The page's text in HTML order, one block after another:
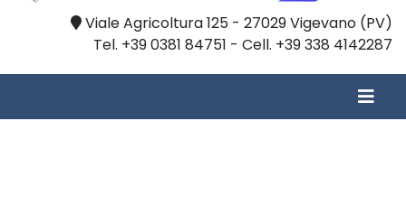
Viale Agricoltura 125 - 27029 Vigevano (PV)
Tel. +39 0381 84751 - Cell. +39 338 4142287